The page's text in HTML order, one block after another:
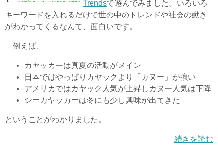
Trendsで遊んでみました。いろいろ
キーワードを入れるだけで世の中のトレンドや社会の動き
がわかってくるなんて、面白いです。
例えば、
カヤッカーは真夏の活動がメイン
日本ではやっぱりカヤックより「カヌー」が強い
アメリカではカヤック人気が上昇しカヌー人気は下降
シーカヤッカーは冬にも少し興味が出てきた
ということがわかりました。
続きを読む